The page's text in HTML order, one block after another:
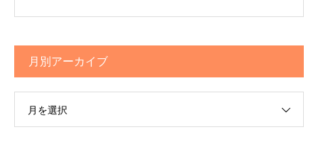
月別アーカイブ
月を選択